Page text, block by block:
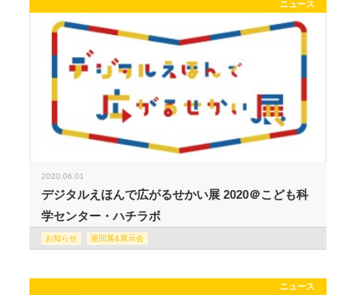
ニュース
2020.06.01
デジタルえほんで広がるせかい展 2020＠こども科
学センター・ハチラボ
お知らせ 巡回展&展示会
ニュース